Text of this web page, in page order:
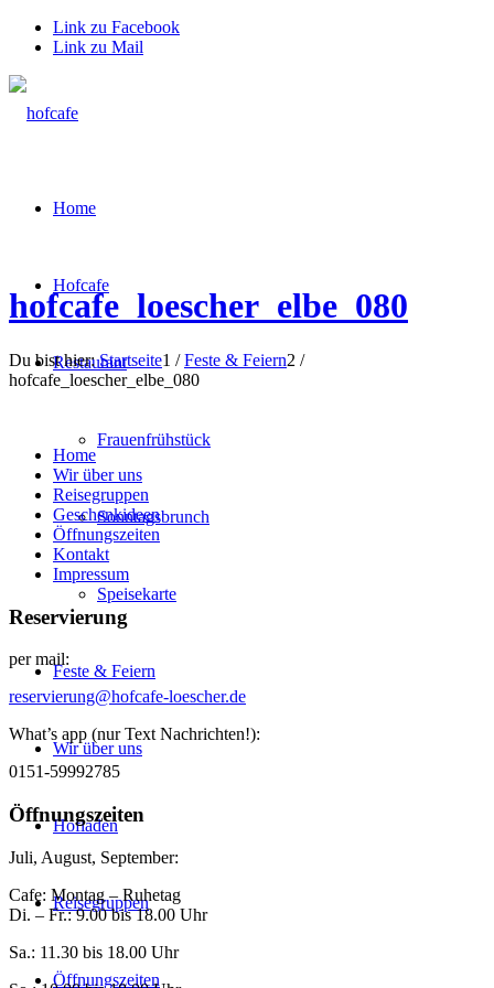
Link zu Facebook
Link zu Mail
Home
Hofcafe
Restaurant
Frauenfrühstück
Sonntagsbrunch
Speisekarte
Feste & Feiern
Wir über uns
Hofladen
Reisegruppen
Öffnungszeiten
hofcafe_loescher_elbe_080
Du bist hier: Startseite1 / Feste & Feiern2 /
hofcafe_loescher_elbe_080
Home
Wir über uns
Reisegruppen
Geschenkideen
Öffnungszeiten
Kontakt
Impressum
Reservierung
per mail:
reservierung@hofcafe-loescher.de
What’s app (nur Text Nachrichten!):
0151-59992785
Öffnungszeiten
Juli, August, September:
Cafe: Montag – Ruhetag
Di. – Fr.: 9.00 bis 18.00 Uhr
Sa.: 11.30 bis 18.00 Uhr